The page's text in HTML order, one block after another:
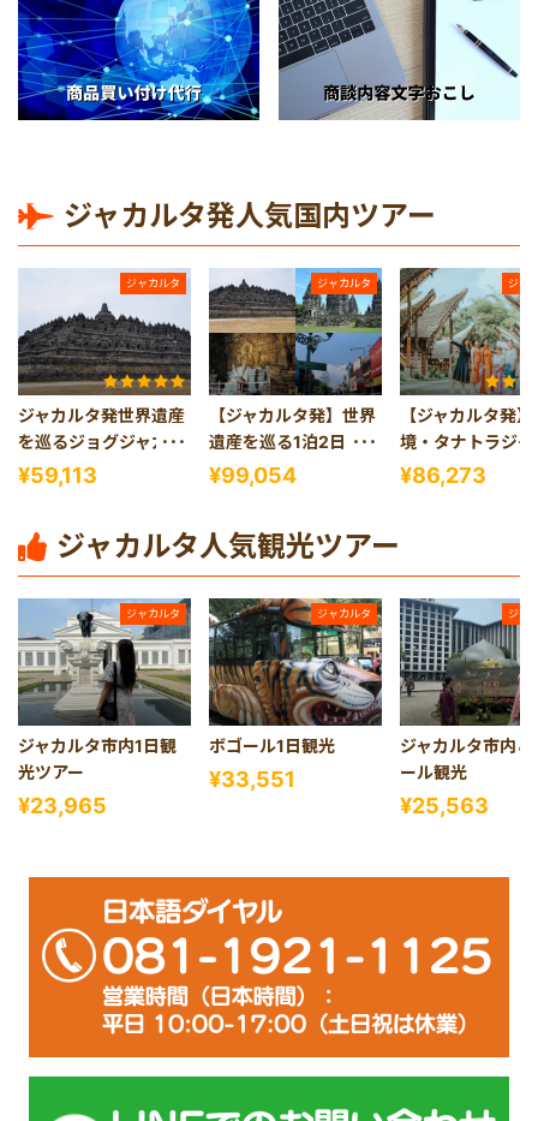
ジャカルタ発人気国内ツアー
ジャカルタ
ジャカルタ発世界遺産
を巡るジョグジャカル
タ1日観光
¥59,113
ジャカルタ
【ジャカルタ発】世界
遺産を巡る1泊2日ジョ
グジャカルタ観光
¥99,054
ジャ
【ジャカルタ発】
境・タナトラジャ
ラウェシ島）2泊
アー
¥86,273
ジャカルタ人気観光ツアー
ジャカルタ
ジャカルタ市内1日観
光ツアー
¥23,965
ジャカルタ
ボゴール1日観光
¥33,551
ジャ
ジャカルタ市内＆
ール観光
¥25,563